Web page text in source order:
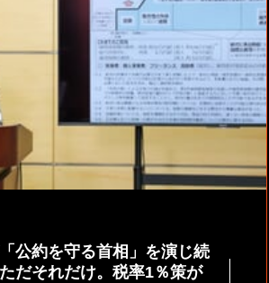
公約を守る首相」を演じ続
だそれだけ。税率1％策が